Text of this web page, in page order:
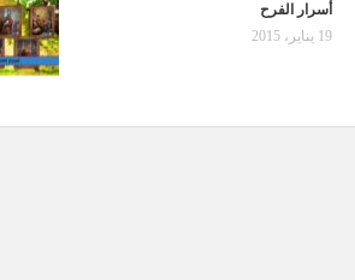
أسرار الفرح
19 يناير، 2015